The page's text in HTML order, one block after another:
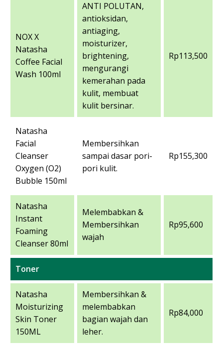
NOX X
Natasha
Coffee Facial
Wash 100ml
ANTI POLUTAN,
antioksidan,
antiaging,
moisturizer,
brightening,
mengurangi
kemerahan pada
kulit, membuat
kulit bersinar.
Rp113,500
Natasha
Facial
Cleanser
Oxygen (O2)
Bubble 150ml
Membersihkan
sampai dasar pori-
pori kulit.
Rp155,300
Natasha
Instant
Foaming
Cleanser 80ml
Melembabkan &
Membersihkan
wajah
Rp95,600
Toner
Natasha
Moisturizing
Skin Toner
150ML
Membersihkan &
melembabkan
bagian wajah dan
leher.
Rp84,000